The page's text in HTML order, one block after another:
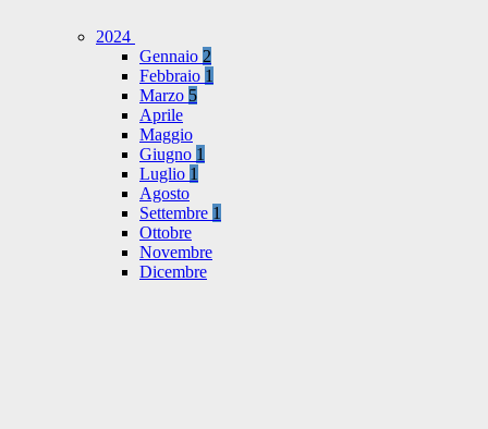
2024
Gennaio 2
Febbraio 1
Marzo 5
Aprile
Maggio
Giugno 1
Luglio 1
Agosto
Settembre 1
Ottobre
Novembre
Dicembre